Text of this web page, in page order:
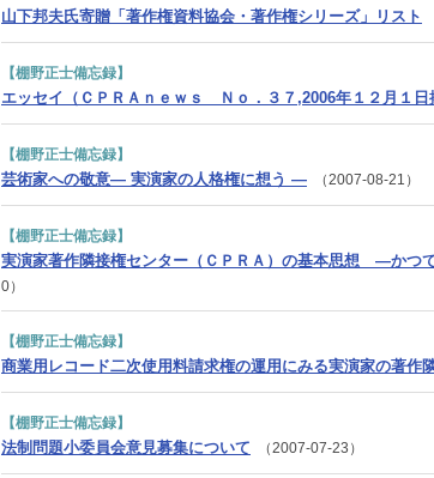
山下邦夫氏寄贈「著作権資料協会・著作権シリーズ」リスト
【棚野正士備忘録】
エッセイ（ＣＰＲＡｎｅｗｓ Ｎｏ．３７,2006年１２月１日
【棚野正士備忘録】
芸術家への敬意― 実演家の人格権に想う ― （2007-08-21）
【棚野正士備忘録】
実演家著作隣接権センター（ＣＰＲＡ）の基本思想 ―かつ
0）
【棚野正士備忘録】
商業用レコード二次使用料請求権の運用にみる実演家の著作
【棚野正士備忘録】
法制問題小委員会意見募集について （2007-07-23）